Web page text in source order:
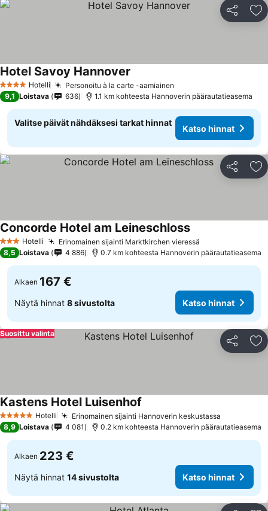
Jaa
4 Tähtiluokitus
Hotelli Personoitu à la carte -aamiainen
Hotel Savoy Hannover
9,1 Loistava 636 1.1 km kohteesta Hannoverin päärautatieasema
Valitse päivät nähdäksesi tarkat hinnat
Katso hinnat
Jaa
3 Tähtiluokitus
Hotelli Erinomainen sijainti Marktkirchen vieressä
Concorde Hotel am Leineschloss
8,5 Loistava 4 886 0.7 km kohteesta Hannoverin päärautatieasema
Alkaen 167 €
Näytä hinnat 8 sivustolta Katso hinnat
Jaa
Suosittu valinta
5 Tähtiluokitus
Hotelli Erinomainen sijainti Hannoverin keskustassa
Kastens Hotel Luisenhof
8,9 Loistava 4 081 0.2 km kohteesta Hannoverin päärautatieasema
Alkaen 223 €
Näytä hinnat 14 sivustolta Katso hinnat